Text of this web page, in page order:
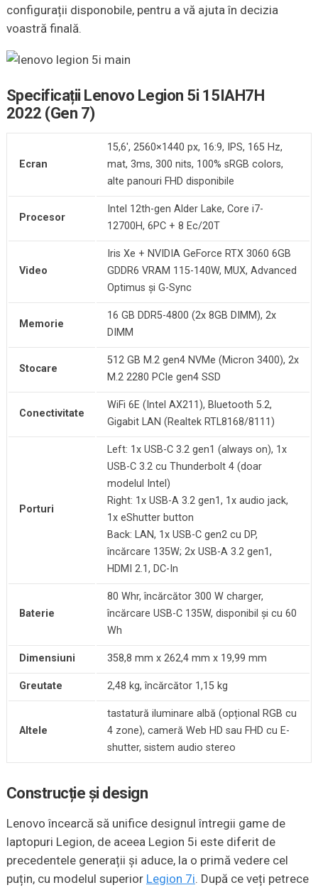
configurații disponobile, pentru a vă ajuta în decizia
voastră finală.
Specificații Lenovo Legion 5i 15IAH7H
2022 (Gen 7)
Ecran
15,6′, 2560×1440 px, 16:9, IPS, 165 Hz,
mat, 3ms, 300 nits, 100% sRGB colors,
alte panouri FHD disponibile
Procesor
Intel 12th-gen Alder Lake, Core i7-
12700H, 6PC + 8 Ec/20T
Video
Iris Xe + NVIDIA GeForce RTX 3060 6GB
GDDR6 VRAM 115-140W, MUX, Advanced
Optimus și G-Sync
Memorie
16 GB DDR5-4800 (2x 8GB DIMM), 2x
DIMM
Stocare
512 GB M.2 gen4 NVMe (Micron 3400), 2x
M.2 2280 PCIe gen4 SSD
Conectivitate
WiFi 6E (Intel AX211), Bluetooth 5.2,
Gigabit LAN (Realtek RTL8168/8111)
Porturi
Left: 1x USB-C 3.2 gen1 (always on), 1x
USB-C 3.2 cu Thunderbolt 4 (doar
modelul Intel)
Right: 1x USB-A 3.2 gen1, 1x audio jack,
1x eShutter button
Back: LAN, 1x USB-C gen2 cu DP,
încărcare 135W; 2x USB-A 3.2 gen1,
HDMI 2.1, DC-In
Baterie
80 Whr, încărcător 300 W charger,
încărcare USB-C 135W, disponibil și cu 60
Wh
Dimensiuni 358,8 mm x 262,4 mm x 19,99 mm
Greutate 2,48 kg, încărcător 1,15 kg
Altele
tastatură iluminare albă (opțional RGB cu
4 zone), cameră Web HD sau FHD cu E-
shutter, sistem audio stereo
Construcție și design
Lenovo încearcă să unifice designul întregii game de
laptopuri Legion, de aceea Legion 5i este diferit de
precedentele generații și aduce, la o primă vedere cel
puțin, cu modelul superior Legion 7i. După ce veți petrece